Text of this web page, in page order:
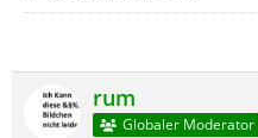
rum
Globaler Moderator